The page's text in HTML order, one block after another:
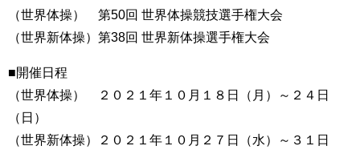
（世界体操） 第50回 世界体操競技選手権大会
（世界新体操）第38回 世界新体操選手権大会
■開催日程
（世界体操） ２０２１年１０月１８日（月）～２４日
（日）
（世界新体操）２０２１年１０月２７日（水）～３１日